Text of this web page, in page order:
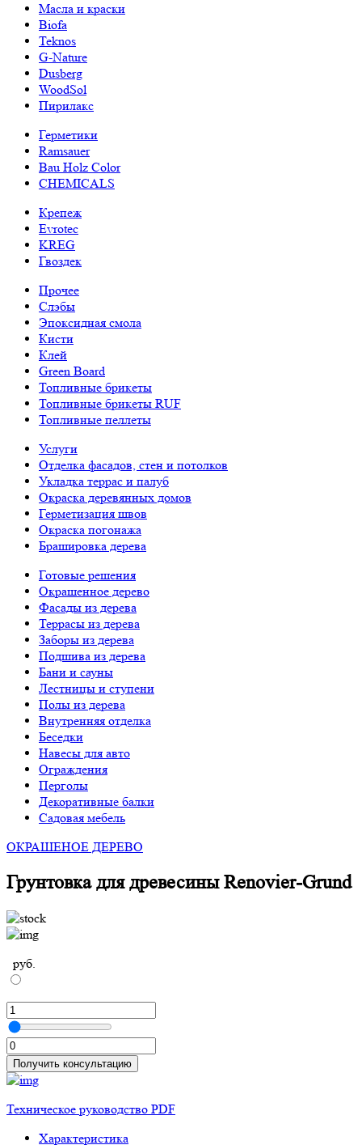
Масла и краски
Biofa
Teknos
G-Nature
Dusberg
WoodSol
Пирилакс
Герметики
Ramsauer
Bau Holz Color
CHEMICALS
Крепеж
Evrotec
KREG
Гвоздек
Прочее
Слэбы
Эпоксидная смола
Кисти
Клей
Green Board
Топливные брикеты
Топливные брикеты RUF
Топливные пеллеты
Услуги
Отделка фасадов, стен и потолков
Укладка террас и палуб
Окраска деревянных домов
Герметизация швов
Окраска погонажа
Брашировка дерева
Готовые решения
Окрашенное дерево
Фасады из дерева
Террасы из дерева
Заборы из дерева
Подшива из дерева
Бани и сауны
Лестницы и ступени
Полы из дерева
Внутренняя отделка
Беседки
Навесы для авто
Ограждения
Перголы
Декоративные балки
Садовая мебель
ОКРАШЕНОЕ ДЕРЕВО
Грунтовка для древесины Renovier-Grund
руб.
л Получить консультацию
Техническое руководство PDF
Характеристика